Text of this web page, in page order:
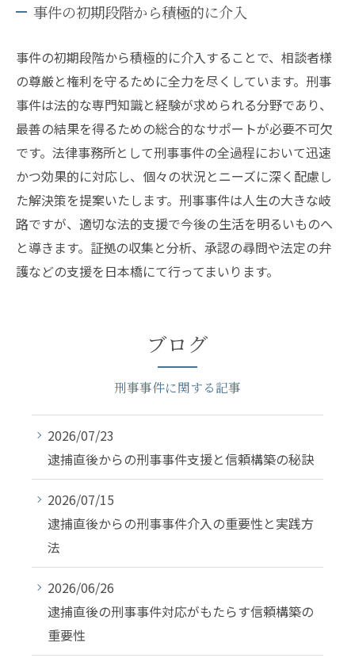
事件の初期段階から積極的に介入
事件の初期段階から積極的に介入することで、相談者様
の尊厳と権利を守るために全力を尽くしています。刑事
事件は法的な専門知識と経験が求められる分野であり、
最善の結果を得るための総合的なサポートが必要不可欠
です。法律事務所として刑事事件の全過程において迅速
かつ効果的に対応し、個々の状況とニーズに深く配慮し
た解決策を提案いたします。刑事事件は人生の大きな岐
路ですが、適切な法的支援で今後の生活を明るいものへ
と導きます。証拠の収集と分析、承認の尋問や法定の弁
護などの支援を日本橋にて行ってまいります。
ブログ
刑事事件に関する記事
2026/07/23
逮捕直後からの刑事事件支援と信頼構築の秘訣
2026/07/15
逮捕直後からの刑事事件介入の重要性と実践方
法
2026/06/26
逮捕直後の刑事事件対応がもたらす信頼構築の
重要性